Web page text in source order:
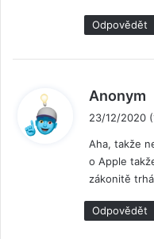
Odpovědět
Anonym
s
a
l
:
23/12/2020
Aha, takže
o Apple
zákonitě
Odpovědět